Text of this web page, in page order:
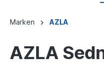
Marken AZLA
AZLA